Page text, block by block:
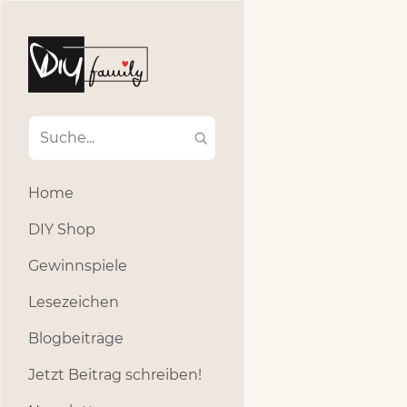
Home
DIY Shop
Gewinnspiele
Lesezeichen
Blogbeiträge
Jetzt Beitrag schreiben!